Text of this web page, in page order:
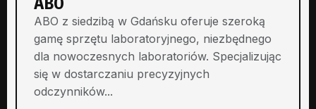
ABO z siedzibą w Gdańsku oferuje szeroką
gamę sprzętu laboratoryjnego, niezbędnego
dla nowoczesnych laboratoriów. Specjalizując
się w dostarczaniu precyzyjnych
odczynników...